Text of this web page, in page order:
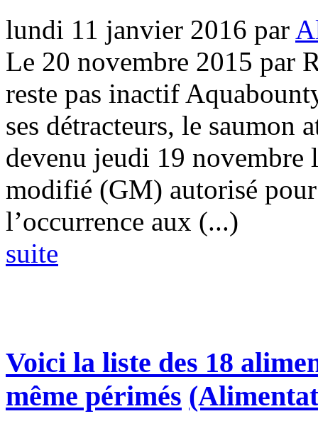
lundi 11 janvier 2016 par
Le 20 novembre 2015 par
reste pas inactif
ses détracteurs, le saumon
devenu jeudi 19 novembre
modifié (GM) autorisé
l’occurrence aux (...)
suite
Voici la liste des 18
même périmés